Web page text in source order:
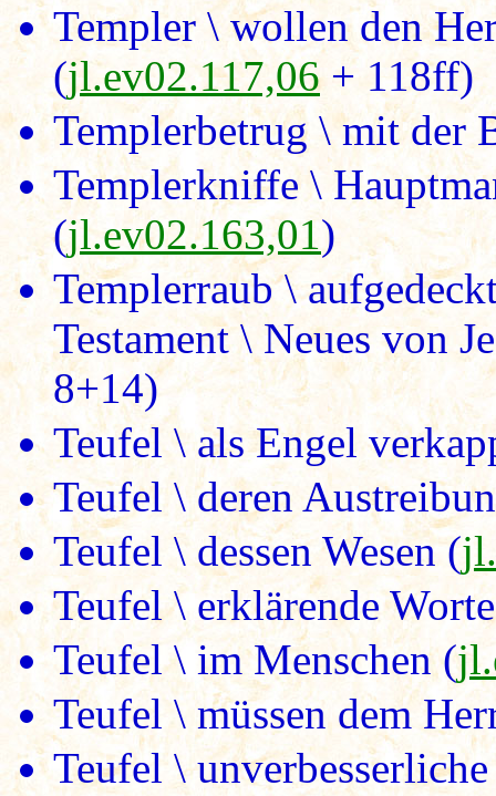
Templer \ wollen den
(jl.ev02.117,06+ 118ff)
Templerbetrug \ mit der
Templerkniffe \
(jl.ev02.163,01)
Templerraub \
Testament \ Neues von
8+14)
Teufel \ als Engel
Teufel \ deren
Teufel \ dessen Wesen (
Teufel \ erklärende
Teufel \ im Menschen (
Teufel \ müssen dem
Teufel \